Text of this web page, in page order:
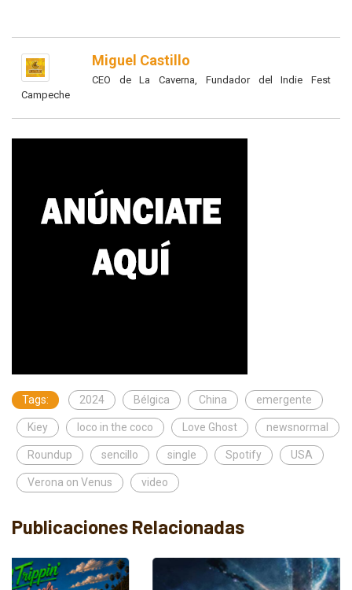
Miguel Castillo
CEO de La Caverna, Fundador del Indie Fest
Campeche
Tags: 2024 Bélgica China emergente
Kiey loco in the coco Love Ghost newsnormal
Roundup sencillo single Spotify USA
Verona on Venus video
Publicaciones Relacionadas